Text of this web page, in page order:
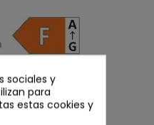
sociales y
para
estas cookies y